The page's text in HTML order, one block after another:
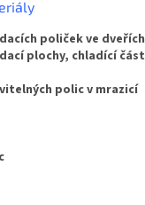
poliček ve dveřích
plochy, chladící část
polic v mrazicí